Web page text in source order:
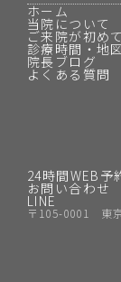
ホーム
当院について
ご来院が初め
診療時間・地図
院長ブログ
よくある質問
24時間WEB予
お問い合わせ
LINE
〒105-0001 東